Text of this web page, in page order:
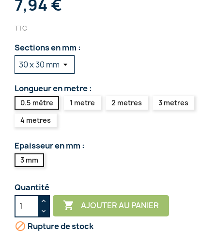
7,94 €
TTC
Sections en mm :
Longueur en metre :
0.5 mètre 1 metre 2 metres
3 metres
4 metres
Epaisseur en mm :
3 mm
Quantité
 AJOUTER AU PANIER
 Rupture de stock